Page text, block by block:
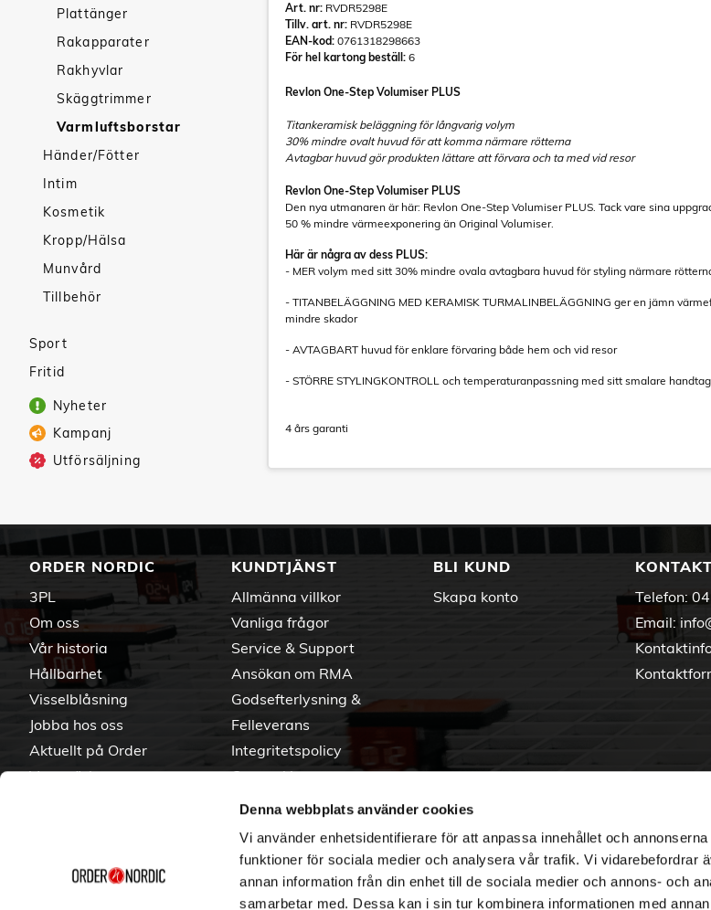
Denna webbplats använder cookies
Vi använder enhetsidentifierare för att anpassa innehållet och
funktioner för sociala medier och analysera vår trafik. Vi vidarebefordrar
annan information från din enhet till de sociala medier och annons- och
samarbetar med. Dessa kan i sin tur kombinera informationen med
Plattänger
Rakapparater
Rakhyvlar
Skäggtrimmer
Varmluftsborstar
Händer/Fötter
Intim
Kosmetik
Kropp/Hälsa
Munvård
Tillbehör
Sport
Fritid
Nyheter
Kampanj
Utförsäljning
Art. nr: RVDR5298E
Tillv. art. nr: RVDR5298E
EAN-kod: 0761318298663
För hel kartong beställ: 6
Revlon One-Step Volumiser PLUS
Titankeramisk beläggning för långvarig volym
30% mindre ovalt huvud för att komma närmare rötterna
Avtagbar huvud gör produkten lättare att förvara och ta med vid resor
Revlon One-Step Volumiser PLUS
Den nya utmanaren är här: Revlon One-Step Volumiser PLUS. Tack vare sina
50 % mindre värmeexponering än Original Volumiser.
Här är några av dess PLUS:
- MER volym med sitt 30% mindre ovala avtagbara huvud för styling närmare
- TITANBELÄGGNING MED KERAMISK TURMALINBELÄGGNING ger en jämn
mindre skador
- AVTAGBART huvud för enklare förvaring både hem och vid resor
- STÖRRE STYLINGKONTROLL och temperaturanpassning med sitt smalare
4 års garanti
ORDER NORDIC
3PL
Om oss
Vår historia
Hållbarhet
Visselblåsning
Jobba hos oss
Aktuellt på Order
Varumärken
KUNDTJÄNST
Allmänna villkor
Vanliga frågor
Service & Support
Ansökan om RMA
Godsefterlysning &
Felleverans
Integritetspolicy
Om cookies
BLI KUND
Skapa konto
Telefon:
Email: